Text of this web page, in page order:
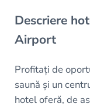
Descriere
Airport
Profitați de
saună și un
hotel oferă, de